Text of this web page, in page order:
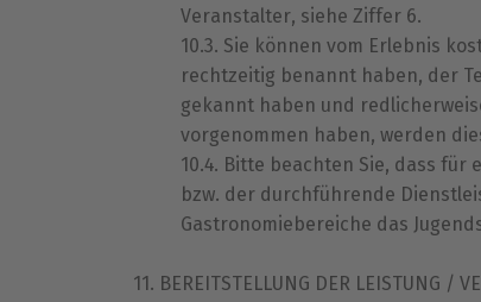
Veranstalter, siehe Ziffer 6.
Sie können vom Erlebnis
rechtzeitig benannt haben, der
gekannt haben und
vorgenommen haben, werden
Bitte beachten Sie, dass für
bzw. der durchführende
Gastronomiebereiche das
BEREITSTELLUNG DER LEISTUNG /